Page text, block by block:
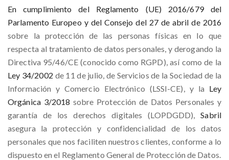
En cumplimiento del Reglamento (UE) 2016/679 del
Parlamento Europeo y del Consejo del 27 de abril de 2016
sobre la protección de las personas físicas en lo que
respecta al tratamiento de datos personales, y derogando la
Directiva 95/46/CE (conocido como RGPD), así como de la
Ley 34/2002 de 11 de julio, de Servicios de la Sociedad de la
Información y Comercio Electrónico (LSSI-CE), y la Ley
Orgánica 3/2018 sobre Protección de Datos Personales y
garantía de los derechos digitales (LOPDGDD),Sabril
asegura la protección y confidencialidad de los datos
personales que nos faciliten nuestros clientes, conforme a lo
dispuesto en el Reglamento General de Protección de Datos.